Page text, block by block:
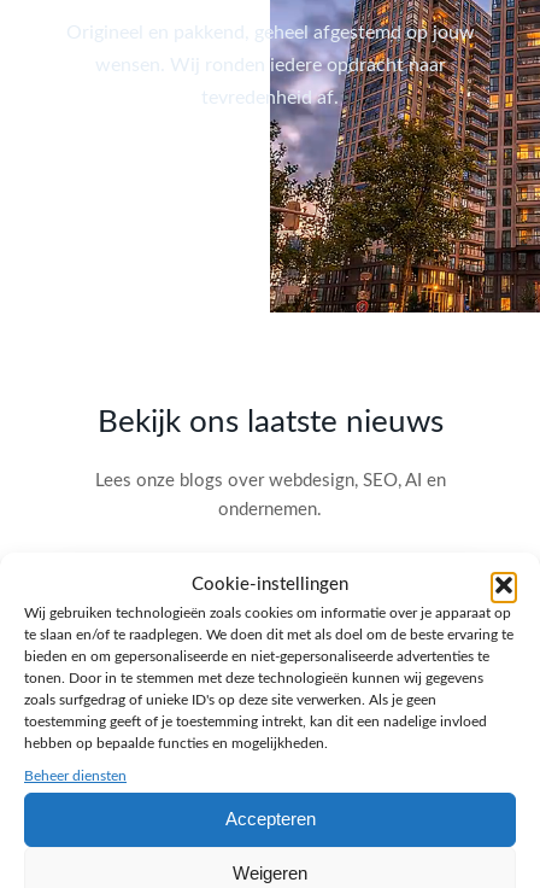
Cookie-instellingen
Wij gebruiken technologieën zoals cookies om informatie over je apparaat op
te slaan en/of te raadplegen. We doen dit met als doel om de beste ervaring te
bieden en om gepersonaliseerde en niet-gepersonaliseerde advertenties te
tonen. Door in te stemmen met deze technologieën kunnen wij gegevens
zoals surfgedrag of unieke ID's op deze site verwerken. Als je geen
toestemming geeft of je toestemming intrekt, kan dit een nadelige invloed
hebben op bepaalde functies en mogelijkheden.
Beheer diensten
Accepteren
Weigeren
Origineel en pakkend, geheel afgestemd op jouw
wensen. Wij ronden iedere opdracht naar
tevredenheid af.
Bekijk ons laatste nieuws
Lees onze blogs over webdesign, SEO, AI en
ondernemen.